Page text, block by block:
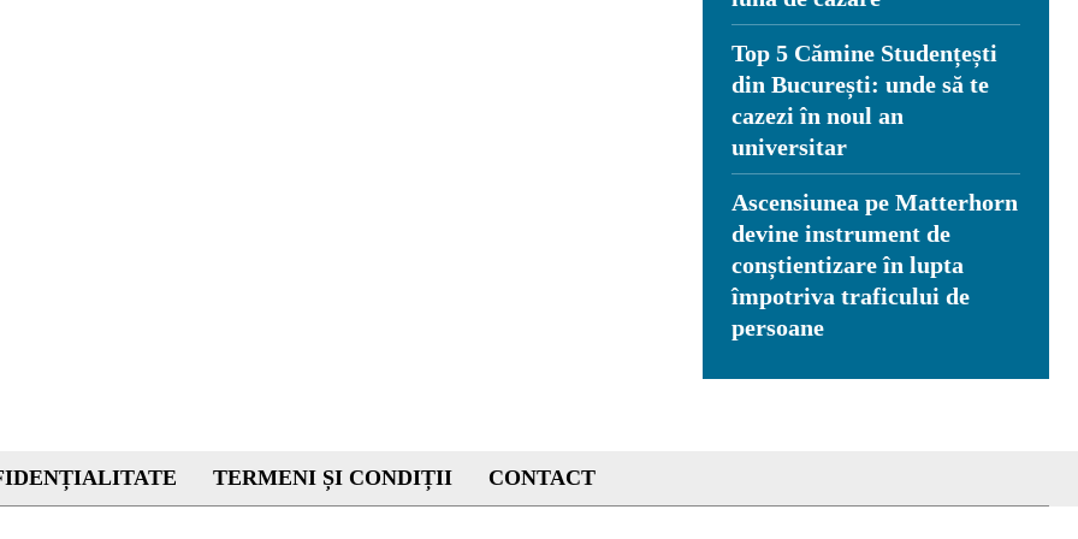
Top 5 Cămine Studențești
din București: unde să te
cazezi în noul an
universitar
Ascensiunea pe Matterhorn
devine instrument de
conștientizare în lupta
împotriva traficului de
persoane
TERMENI ȘI CONDIȚII CONTACT